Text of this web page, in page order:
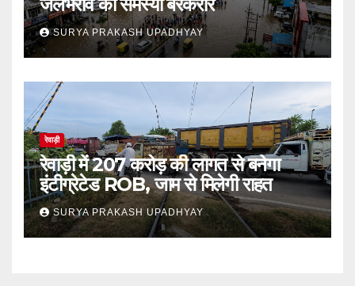
SURYA PRAKASH UPADHYAY
रेवाड़ी
रेवाड़ी में 207 करोड़ की लागत से बनेगा
इंटीग्रेटेड ROB, जाम से मिलेगी राहत
SURYA PRAKASH UPADHYAY